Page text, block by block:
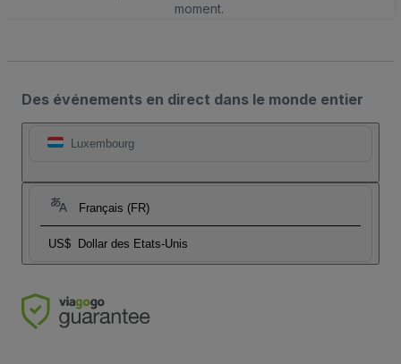
moment.
Des événements en direct dans le monde entier
Luxembourg
Français (FR)
US$ Dollar des Etats-Unis